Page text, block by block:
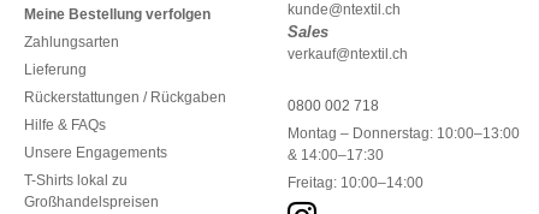
Meine Bestellung verfolgen
Zahlungsarten
Lieferung
Rückerstattungen / Rückgaben
Hilfe & FAQs
Unsere Engagements
T-Shirts lokal zu
Großhandelspreisen
kunde@ntextil.ch
Sales
verkauf@ntextil.ch
0800 002 718
Montag – Donnerstag: 10:00–13:00
& 14:00–17:30
Freitag: 10:00–14:00